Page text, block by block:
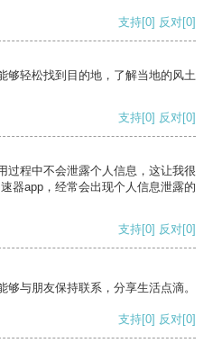
支持[0] 反对[0]
够轻松找到目的地，了解当地的风土
支持[0] 反对[0]
过程中不会泄露个人信息，这让我很
器app，经常会出现个人信息泄露的
支持[0] 反对[0]
与朋友保持联系，分享生活点滴。
支持[0] 反对[0]